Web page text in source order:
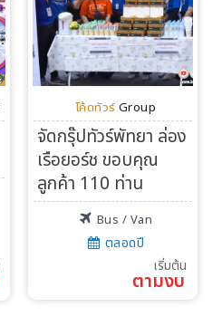
โค้ดทัวร์ Group
จัดกรุ๊ปทัวร์พัทยา ล่อง
เรือยอร์ช ขอบคุณ
ลูกค้า 110 ท่าน
Bus / Van
ตลอดปี
เริ่มต้น
ตามงบ